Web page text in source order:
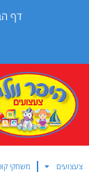
דף
צעצועים משחקי